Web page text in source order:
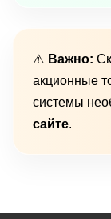
⚠️ Важно:
акционные
системы
сайте.